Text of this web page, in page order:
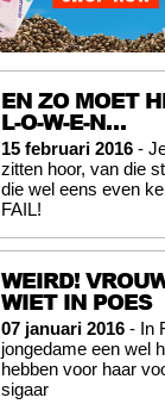
EN ZO MOET
L-O-W-E-N…
15 februari 2016 -
zitten hoor, van die
die wel eens even
FAIL!
WEIRD!
WIET IN POES
07 januari 2016 - In
jongedame een wel
hebben voor haar
sigaar